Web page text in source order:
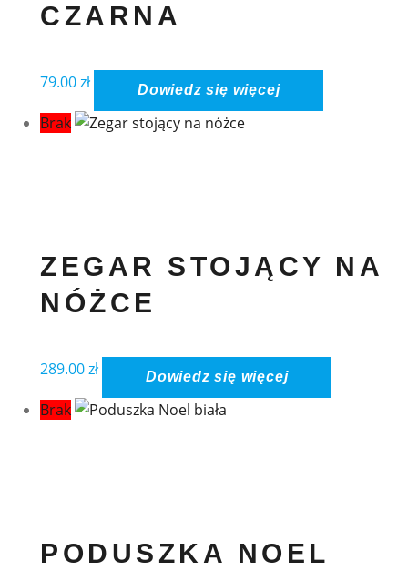
CZARNA
79.00zł Dowiedz się więcej
Brak
ZEGAR STOJĄCY NA
NÓŻCE
289.00zł Dowiedz się więcej
Brak
PODUSZKA NOEL